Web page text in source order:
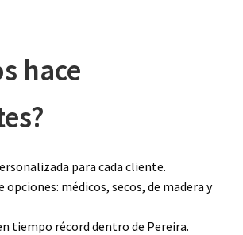
hace
para cada cliente.
opciones: médicos, secos, de madera y
tiempo récord dentro de Pereira.